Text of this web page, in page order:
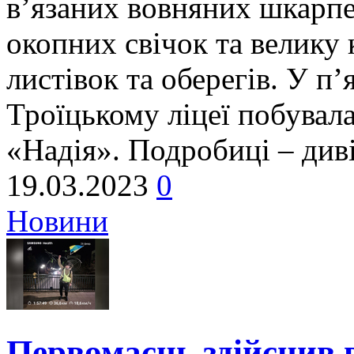
в’язаних вовняних
окопних свічок та велику
листівок та оберегів. У
Троїцькому ліцеї
«Надія». Подробиці –
19.03.2023 0
Новини